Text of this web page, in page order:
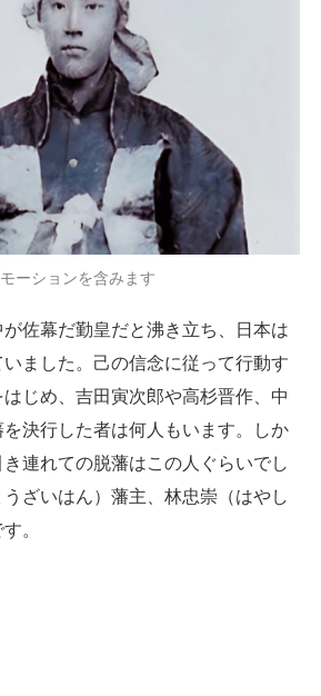
ーションを含みます
佐幕だ勤皇だと沸き立ち、日本は
ました。己の信念に従って行動す
じめ、吉田寅次郎や高杉晋作、中
決行した者は何人もいます。しか
連れての脱藩はこの人ぐらいでし
ざいはん）藩主、林忠崇（はやし
。